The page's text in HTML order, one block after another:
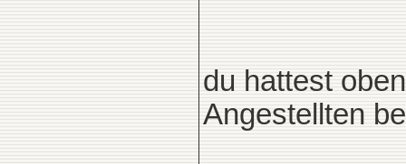
du hattest
Angestellten